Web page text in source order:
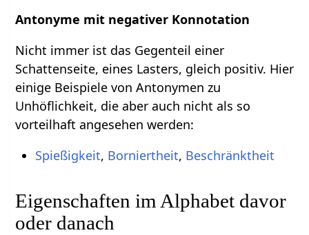
Antonyme mit negativer Konnotation
Nicht immer ist das Gegenteil einer
Schattenseite, eines Lasters, gleich positiv. Hier
einige Beispiele von Antonymen zu
Unhöflichkeit, die aber auch nicht als so
vorteilhaft angesehen werden:
Spießigkeit, Borniertheit, Beschränktheit
Eigenschaften im Alphabet davor
oder danach